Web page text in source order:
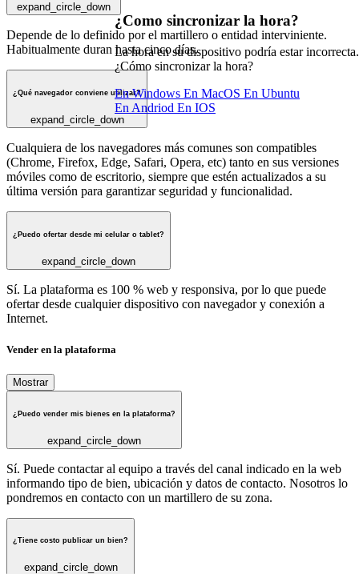
expand_circle_down
Depende de lo definido por el martillero o entidad interviniente.
Habitualmente duran hasta cinco días.
¿Qué navegador conviene utilizar?
expand_circle_down
Cualquiera de los navegadores más comunes son compatibles
(Chrome, Firefox, Edge, Safari, Opera, etc) tanto en sus versiones
móviles como de escritorio, siempre que estén actualizados a su
última versión para garantizar seguridad y funcionalidad.
¿Puedo ofertar desde mi celular o tablet?
expand_circle_down
Sí. La plataforma es 100 % web y responsiva, por lo que puede
ofertar desde cualquier dispositivo con navegador y conexión a
Internet.
Vender en la plataforma
Mostrar
¿Puedo vender mis bienes en la plataforma?
expand_circle_down
Sí. Puede contactar al equipo a través del canal indicado en la web
informando tipo de bien, ubicación y datos de contacto. Nosotros lo
pondremos en contacto con un martillero de su zona.
¿Tiene costo publicar un bien?
expand_circle_down
¿Como sincronizar la hora?
La hora en su dispositivo podría estar incorrecta.
¿Cómo sincronizar la hora?
En Windows En MacOS En Ubuntu
En Andriod En IOS